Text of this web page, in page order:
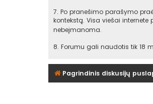
7. Po pranešimo parašymo
kontekstą. Visa viešai
nebeįmanoma.
8. Forumu gali naudotis tik 18
Pagrindinis diskusijų